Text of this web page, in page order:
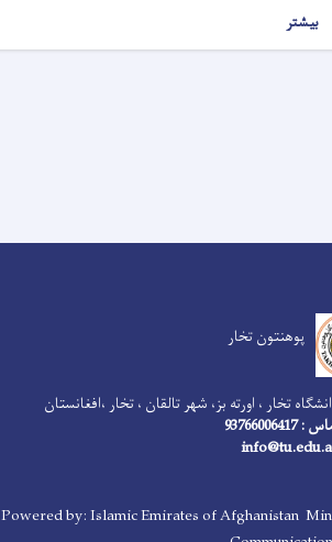
بیشتر
پوهنتون تخار
تخار ، اورته بز، شهر تالقان ، تخار ،افغانستان
Powered by: Islamic Emirates of Afghanistan